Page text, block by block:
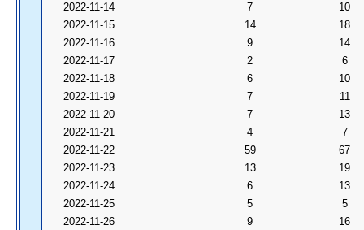
2022-11-14
7
10
2022-11-15
14
18
2022-11-16
9
14
2022-11-17
2
6
2022-11-18
6
10
2022-11-19
7
11
2022-11-20
7
13
2022-11-21
4
7
2022-11-22
59
67
2022-11-23
13
19
2022-11-24
6
13
2022-11-25
5
5
2022-11-26
9 16